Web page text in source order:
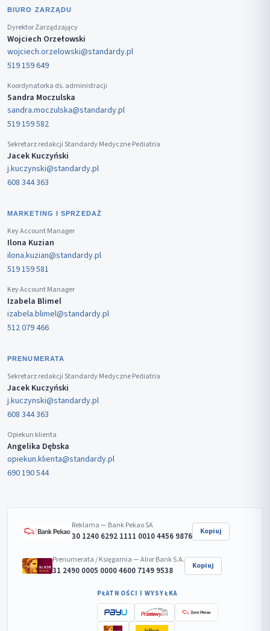
BIURO ZARZĄDU
Dyrektor Zarządzający
Wojciech Orzełowski
wojciech.orzelowski@standardy.pl
519 159 649
Koordynatorka ds. administracji
Sandra Moczulska
sandra.moczulska@standardy.pl
519 159 582
Sekretarz redakcji Standardy Medyczne Pediatria
Jacek Kuczyński
j.kuczynski@standardy.pl
608 344 363
MARKETING I SPRZEDAŻ
Key Account Manager
Ilona Kuzian
ilona.kuzian@standardy.pl
519 159 581
Key Account Manager
Izabela Blimel
izabela.blimel@standardy.pl
512 079 466
PRENUMERATA
Sekretarz redakcji Standardy Medyczne Pediatria
Jacek Kuczyński
j.kuczynski@standardy.pl
608 344 363
Opiekun klienta
Angelika Dębska
opiekun.klienta@standardy.pl
690 190 544
Reklama — Bank Pekao SA
30 1240 6292 1111 0010 4456 9876 Kopiuj
Prenumerata / Księgarnia — Alior Bank S.A.
31 2490 0005 0000 4600 7149 9538 Kopiuj
PŁATNOŚCI I WYSYŁKA